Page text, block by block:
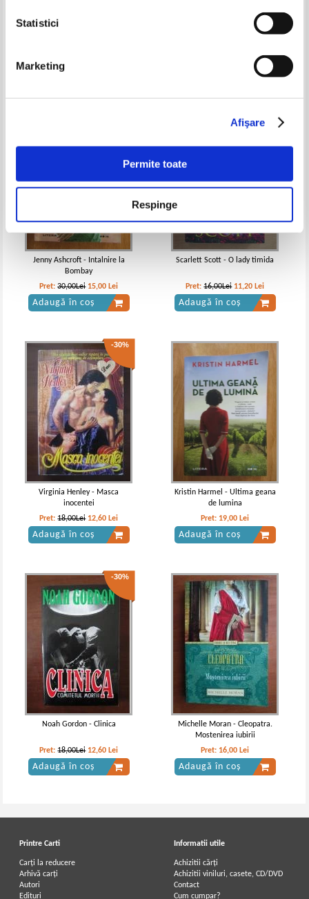
Statistici
Marketing
Afişare
Permite toate
Respinge
Amanda Quick - Cumplita
Adaugă în coș
Margaret Mitchell - Pe aripile
Jenny Ashcroft - Intalnire la
Bombay
Pret:30,00Lei 15,00 Lei
Adaugă în coș
Scarlett Scott - O lady timida
Pret:16,00Lei 11,20 Lei
Adaugă în coș
-30%
Virginia Henley - Masca
inocentei
Pret:18,00Lei 12,60 Lei
Adaugă în coș
Kristin Harmel - Ultima geana
de lumina
Pret: 19,00 Lei
Adaugă în coș
-30%
Noah Gordon - Clinica
Pret:18,00Lei 12,60 Lei
Adaugă în coș
Michelle Moran - Cleopatra.
Mostenirea iubirii
Pret: 16,00 Lei
Adaugă în coș
Printre Carti
Carți la reducere
Arhivă carți
Autori
Edituri
Informatii utile
Achizitii cărți
Achizitii viniluri, casete, CD/DVD
Contact
Cum cumpar?